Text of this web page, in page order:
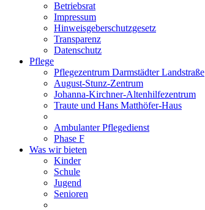
Betriebsrat
Impressum
Hinweisgeberschutzgesetz
Transparenz
Datenschutz
Pflege
Pflegezentrum Darmstädter Landstraße
August-Stunz-Zentrum
Johanna-Kirchner-Altenhilfezentrum
Traute und Hans Matthöfer-Haus
Ambulanter Pflegedienst
Phase F
Was wir bieten
Kinder
Schule
Jugend
Senioren